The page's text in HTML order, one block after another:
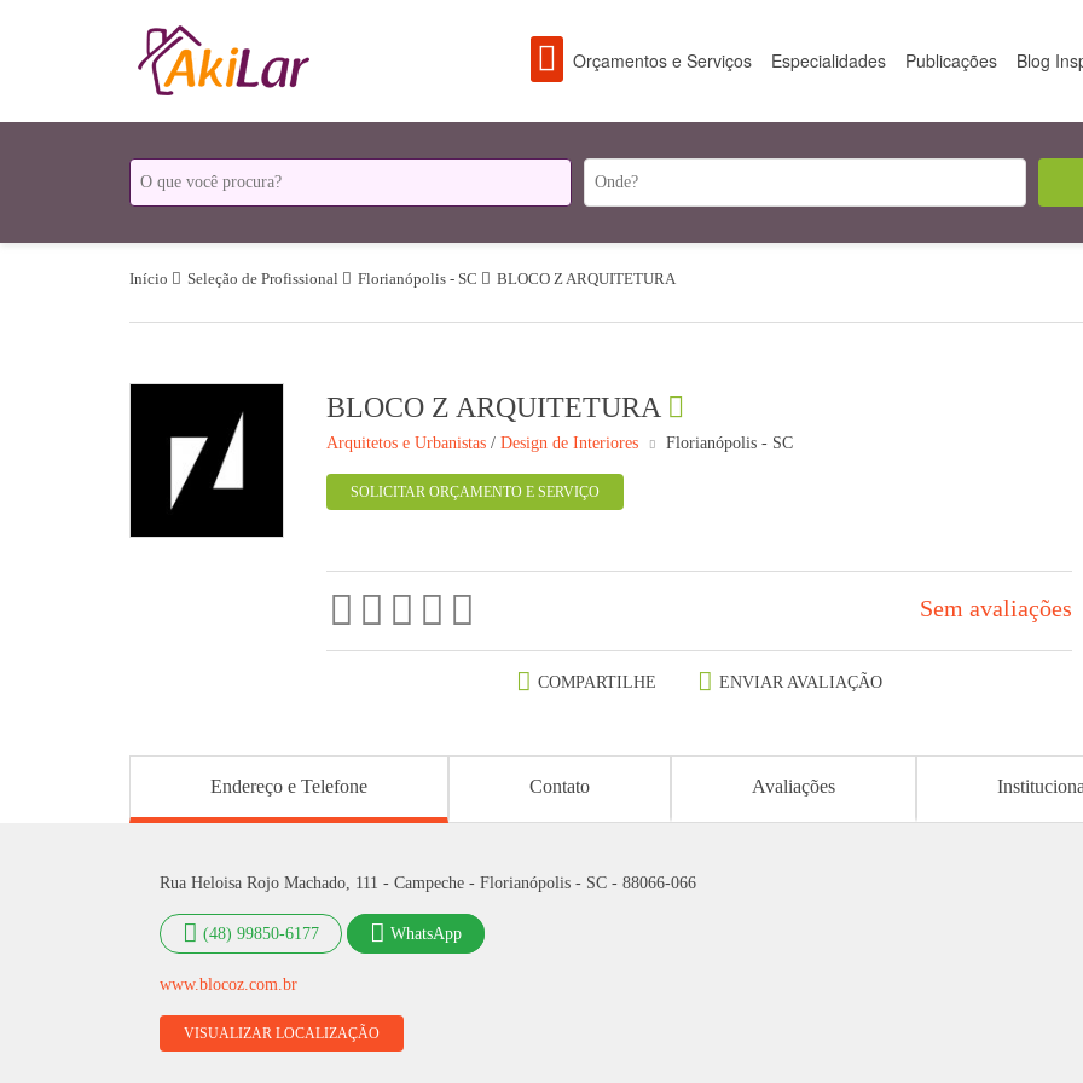
Orçamentos e Serviços Especialidades Publicações Blog
Início Seleção de Profissional Florianópolis - SC BLOCO Z ARQUITETURA
BLOCO Z ARQUITETURA
Arquitetos e Urbanistas /Design de Interiores Florianópolis - SC
SOLICITAR ORÇAMENTO E SERVIÇO
Sem avaliações
COMPARTILHE ENVIAR AVALIAÇÃO
Endereço e Telefone Contato Avaliações
Rua Heloisa Rojo Machado, 111 - Campeche - Florianópolis - SC - 88066-066
(48) 99850-6177 WhatsApp
www.blocoz.com.br
VISUALIZAR LOCALIZAÇÃO